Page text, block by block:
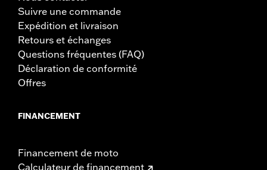
conforme pour la vente ou l'utilisation en Californie sur les
véhicules à moteur équipés de contrôles de pollution. Les
directives de la Californie sur la falsification peuvent
également entraîner des amendes et des pénalités
importantes. Les produits Performance de Screamin'
Eagle® ne sont destinés qu'à une utilisation experte.
Suivre une commande
Expédition et livraison
Retours et échanges
Questions fréquentes (FAQ)
Déclaration de conformité
Offres
FINANCEMENT
Financement de moto
Calculateur de financement